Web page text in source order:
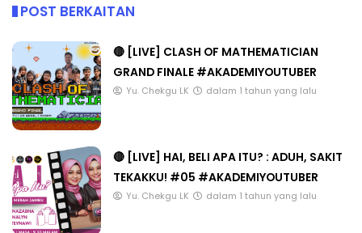
POST BERKAITAN
🔴 [LIVE] CLASH OF MATHEMATICIAN
GRAND FINALE #AKADEMIYOUTUBER
Yu. Chekgu LK dalam 1 tahun yang lalu
🔴 [LIVE] HAI, BELI APA ITU? : ADUH, SAKIT
TEKAKKU! #05 #AKADEMIYOUTUBER
Yu. Chekgu LK dalam 1 tahun yang lalu